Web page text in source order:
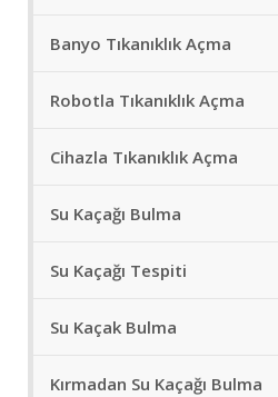
Banyo Tıkanıklık Açma
Robotla Tıkanıklık Açma
Cihazla Tıkanıklık Açma
Su Kaçağı Bulma
Su Kaçağı Tespiti
Su Kaçak Bulma
Kırmadan Su Kaçağı Bulma